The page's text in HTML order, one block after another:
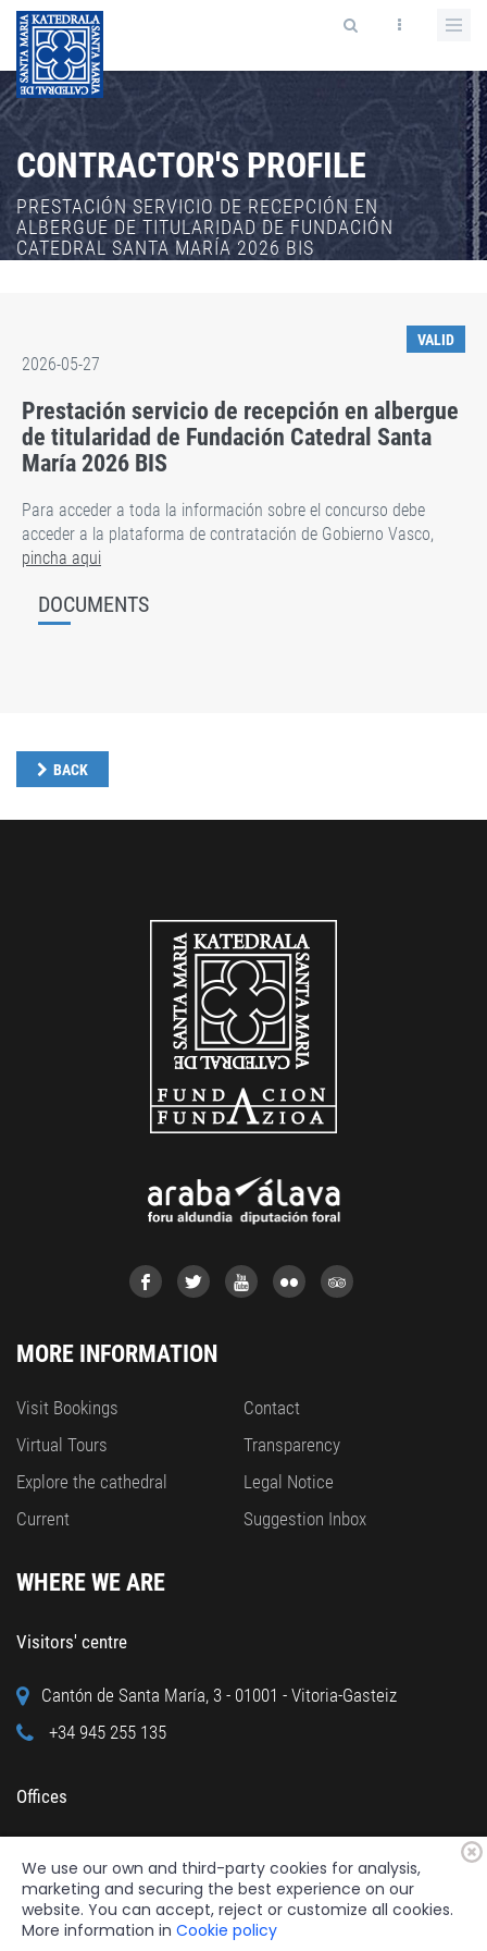
CONTRACTOR'S PROFILE
PRESTACIÓN SERVICIO DE RECEPCIÓN EN
ALBERGUE DE TITULARIDAD DE FUNDACIÓN
CATEDRAL SANTA MARÍA 2026 BIS
VALID
2026-05-27
Prestación servicio de recepción en albergue
de titularidad de Fundación Catedral Santa
María 2026 BIS
Para acceder a toda la información sobre el concurso debe
acceder a la plataforma de contratación de Gobierno Vasco,
pincha aqui
DOCUMENTS
BACK
MORE INFORMATION
Visit Bookings
Virtual Tours
Explore the cathedral
Current
Contact
Transparency
Legal Notice
Suggestion Inbox
WHERE WE ARE
Visitors' centre
Cantón de Santa María, 3 - 01001 - Vitoria-Gasteiz
+34 945 255 135
Offices
+34 945 122 160
We use our own and third-party cookies for analysis,
marketing and securing the best experience on our
website. You can accept, reject or customize all cookies.
More information in Cookie policy